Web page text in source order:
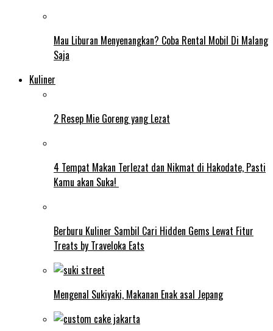
Mau Liburan Menyenangkan? Coba Rental Mobil Di Malang
Saja
Kuliner
2 Resep Mie Goreng yang Lezat
4 Tempat Makan Terlezat dan Nikmat di Hakodate, Pasti
Kamu akan Suka!
Berburu Kuliner Sambil Cari Hidden Gems Lewat Fitur
Treats by Traveloka Eats
Mengenal Sukiyaki, Makanan Enak asal Jepang